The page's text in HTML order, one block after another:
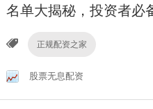
名单大揭秘，投资者必
正规配资之家
股票无息配资